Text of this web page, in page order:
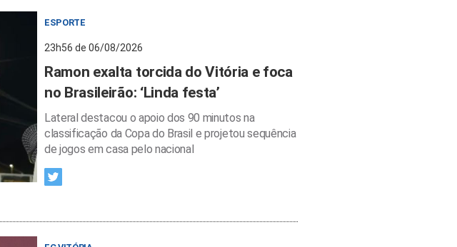
ESPORTE
23h56 de 06/08/2026
Ramon exalta torcida do Vitória e foca
no Brasileirão: ‘Linda festa’
Lateral destacou o apoio dos 90 minutos na
classificação da Copa do Brasil e projetou sequência
de jogos em casa pelo nacional